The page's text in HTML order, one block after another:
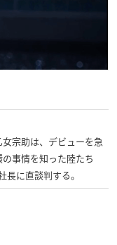
宗助は、デビューを急
事情を知った陸たち
に直談判する。